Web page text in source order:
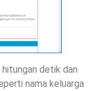
detik dan
nama keluarga